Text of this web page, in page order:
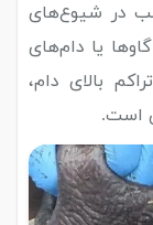
در شیوع‌های
یا دام‌های
بالای دام،
است.